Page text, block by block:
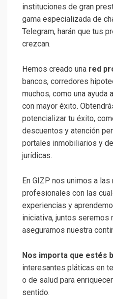
instituciones de gran
gama especializada de
Telegram, harán que tus
crezcan.
Hemos creado una red
bancos, corredores
muchos, como una ayuda
con mayor éxito.
potencializar tu éxito,
descuentos y atención
portales inmobiliarios y
jurídicas.
En GIZP nos unimos a
profesionales con las
experiencias y
iniciativa, juntos seremos
aseguramos nuestra
Nos importa que estés
interesantes pláticas en
o de salud para
sentido.